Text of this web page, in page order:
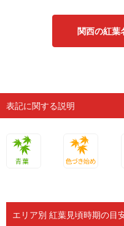
関西の紅葉
表記に関する説明
エリア別 紅葉見頃時期の目